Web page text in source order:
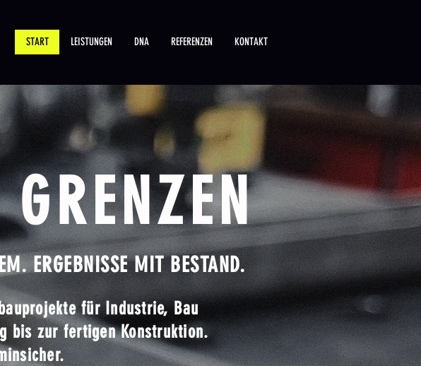
START LEISTUNGEN DNA REFERENZEN KONTAKT
ERGEBNISSE MIT BESTAND.
für Industrie, Bau
bis zur fertigen Konstruktion.